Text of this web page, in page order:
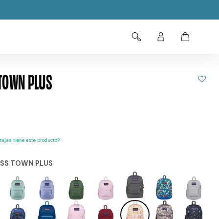
PLUS
tiene este producto?
TOWN PLUS